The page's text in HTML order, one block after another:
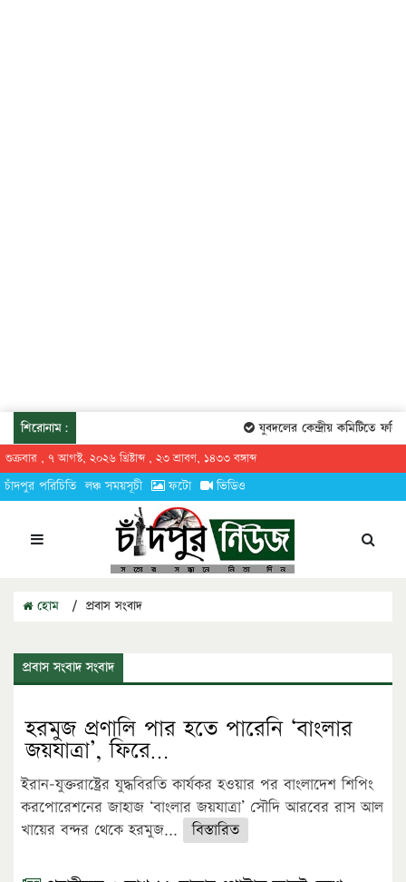
শিরোনাম: যুবদলের কেন্দ্রীয় কমিটিতে
শুক্রবার , ৭ আগস্ট, ২০২৬ খ্রিষ্টাব্দ , ২৩ শ্রাবণ, ১৪৩৩ বঙ্গাব্দ
চাঁদপুর পরিচিতি লঞ্চ সময়সূচী ফটো ভিডিও
হোম / প্রবাস সংবাদ
প্রবাস সংবাদ সংবাদ
হরমুজ প্রণালি পার হতে পারেনি ‘বাংলার
জয়যাত্রা’, ফিরে…
ইরান-যুক্তরাষ্ট্রের যুদ্ধবিরতি কার্যকর হওয়ার পর বাংলাদেশ শিপিং
করপোরেশনের জাহাজ ‘বাংলার জয়যাত্রা’ সৌদি আরবের রাস আল
খায়ের বন্দর থেকে হরমুজ...
বিস্তারিত